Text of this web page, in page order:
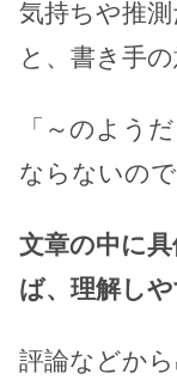
気持ちや推
と、書き手
「～のよう
ならないので
文章の中に
ば、理解し
評論などか